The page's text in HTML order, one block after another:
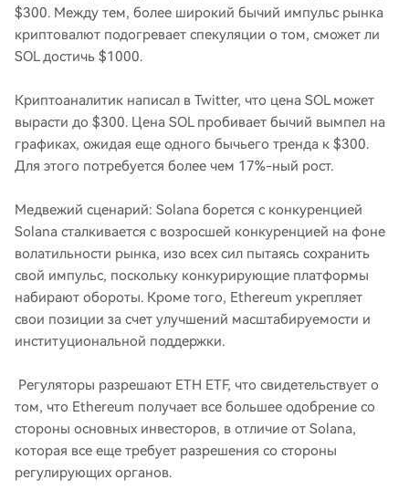
$300. Между тем, более широкий бычий импульс рынка
криптовалют подогревает спекуляции о том, сможет ли
SOL достичь $1000.
Криптоаналитик написал в Twitter, что цена SOL может
вырасти до $300. Цена SOL пробивает бычий вымпел на
графиках, ожидая еще одного бычьего тренда к $300.
Для этого потребуется более чем 17%-ный рост.
Медвежий сценарий: Solana борется с конкуренцией
Solana сталкивается с возросшей конкуренцией на фоне
волатильности рынка, изо всех сил пытаясь сохранить
свой импульс, поскольку конкурирующие платформы
набирают обороты. Кроме того, Ethereum укрепляет
свои позиции за счет улучшений масштабируемости и
институциональной поддержки.
Регуляторы разрешают ETH ETF, что свидетельствует о
том, что Ethereum получает все большее одобрение со
стороны основных инвесторов, в отличие от Solana,
которая все еще требует разрешения со стороны
регулирующих органов.